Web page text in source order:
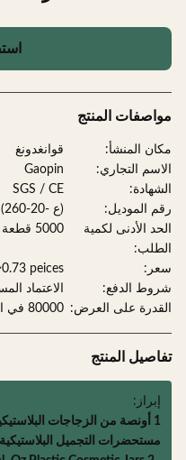
استفسر
المنتج
المنشأ:
قوانغدونغ
التجاري:
Gaopin
SGS / CE
الموديل:
الأدنى لكمية
5000 قطعة
peices
الدفع:
الاعتماد
على العرض:
80000 في الأسبوع
المنتج
التجميل البلاستيكية,قنينة